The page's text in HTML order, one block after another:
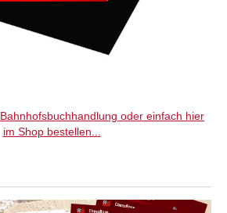
oder einfach hier
im Shop bestellen...